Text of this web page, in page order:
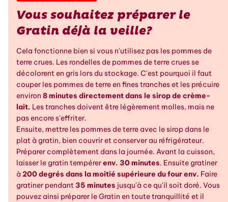
Vous souhaitez préparer le
Gratin déjà la veille?
Cela fonctionne bien si vous n'utilisez pas les pommes de
terre crues. Les rondelles de pommes de terre crues se
décolorent en gris lors du stockage. C'est pourquoi il faut
couper les pommes de terre en fines tranches et les précuire
environ 8 minutes directement dans le sirop de crème-
lait. Les tranches doivent être légèrement molles, mais ne
pas encore s'effriter.
Ensuite, mettre les pommes de terre avec le sirop dans le
plat à gratin, bien couvrir et conserver au réfrigérateur.
Préparer complètement dans la journée. Avant la cuisson,
laisser le gratin tempérerenv. 30 minutes. Ensuite gratiner
à 200 degrés dans la moitié supérieure du four env. Faire
gratiner pendant 35 minutes jusqu'à ce qu'il soit doré. Vous
pouvez ainsi préparer le Gratin en toute tranquillité et il